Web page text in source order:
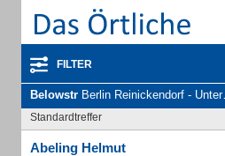
FILTER
Belowstr Berlin Reinickendorf - Unternehmen und Personen
Standardtreffer
Abeling Helmut